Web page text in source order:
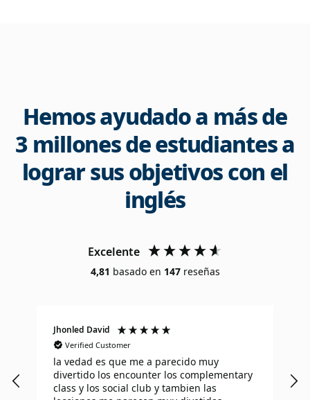
Hemos ayudado a más de
3 millones de estudiantes a
lograr sus objetivos con el
inglés
Excelente
4,81 basado en 147 reseñas
Jhonled David
Verified Customer
la vedad es que me a parecido muy
divertido los encounter los complementary
class y los social club y tambien las